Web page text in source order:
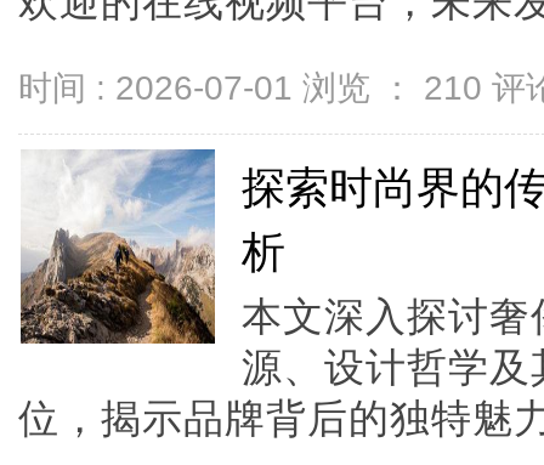
时间 : 2026-07-01 浏览 ： 210 评
探索时尚界的
析
本文深入探讨奢
源、设计哲学
位，揭示品牌背后的独特魅